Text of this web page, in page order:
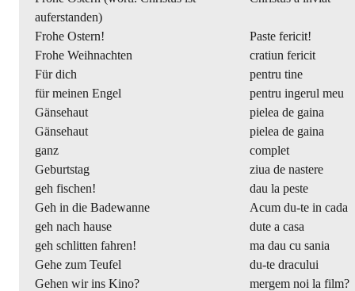
auferstanden)
Frohe Ostern!
Paste fericit!
Frohe Weihnachten
cratiun fericit
Für dich
pentru tine
für meinen Engel
pentru ingerul meu
Gänsehaut
pielea de gaina
Gänsehaut
pielea de gaina
ganz
complet
Geburtstag
ziua de nastere
geh fischen!
dau la peste
Geh in die Badewanne
Acum du-te in cada
geh nach hause
dute a casa
geh schlitten fahren!
ma dau cu sania
Gehe zum Teufel
du-te dracului
Gehen wir ins Kino?
mergem noi la film?